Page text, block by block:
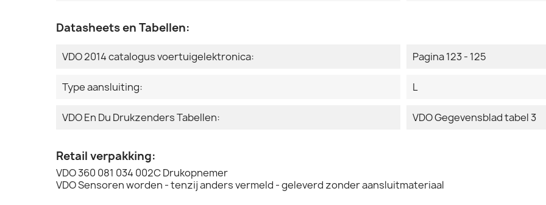
Datasheets en Tabellen:
VDO 2014 catalogus voertuigelektronica: Pagina 123 - 125
Type aansluiting: L
VDO En Du Drukzenders Tabellen: VDO Gegevensblad tabel 3
Retail verpakking:
VDO 360 081 034 002C Drukopnemer
VDO Sensoren worden - tenzij anders vermeld - geleverd zonder aansluitmateriaal